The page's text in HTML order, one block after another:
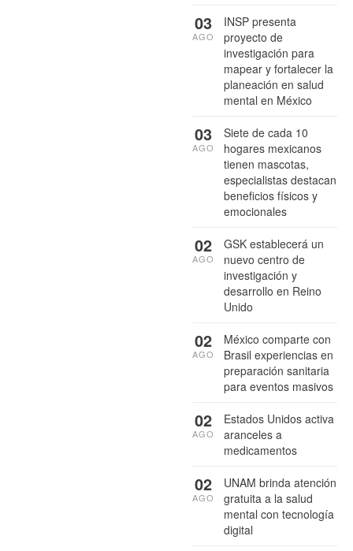
INSP presenta
proyecto de
investigación para
mapear y fortalecer la
planeación en salud
mental en México
03
AGO
Siete de cada 10
hogares mexicanos
tienen mascotas,
especialistas destacan
beneficios físicos y
emocionales
03
AGO
GSK establecerá un
nuevo centro de
investigación y
desarrollo en Reino
Unido
02
AGO
México comparte con
Brasil experiencias en
preparación sanitaria
para eventos masivos
02
AGO
Estados Unidos activa
aranceles a
medicamentos
02
AGO
UNAM brinda atención
gratuita a la salud
mental con tecnología
digital
02
AGO